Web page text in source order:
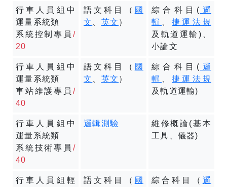
行車人員組中
運量系統類
系統控制專員 /
20
語文科目（ 國
文
英文 ）
綜合科目( 邏
輯
、捷運法規
及軌道運輸)、
小論文
行車人員組中
運量系統類
車站維護專員 /
40
語文科目（ 國
文
英文 ）
綜合科目( 邏
輯
、捷運法規
及軌道運輸)
行車人員組中
運量系統類
系統技術專員 /
40
邏輯測驗
維修概論(基本
工具、儀器)
行車人員組輕
語文科目（ 國
綜合科目（ 邏